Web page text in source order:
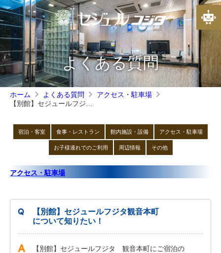
よくある質問
ホーム よくある質問
アクセス・駐車場
【別館】セジュールフジタ観音本町について知りたい！
宿泊・客室 食事・レストラン 館内施設・設備 アクセス・駐車場
お子様連れでのご利用 周辺情報 その他
アクセス・駐車場
【別館】セジュールフジタ観音本町
について知りたい！
【別館】セジュールフジタ 観音本町にご宿泊の